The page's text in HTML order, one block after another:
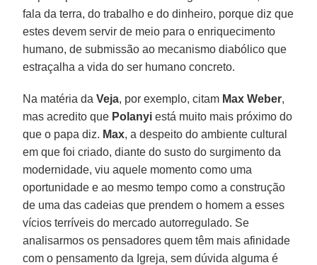
fala da terra, do trabalho e do dinheiro, porque diz que
estes devem servir de meio para o enriquecimento
humano, de submissão ao mecanismo diabólico que
estraçalha a vida do ser humano concreto.
Na matéria daVeja, por exemplo, citam Max Weber,
mas acredito que Polanyi está muito mais próximo do
que o papa diz. Max, a despeito do ambiente cultural
em que foi criado, diante do susto do surgimento da
modernidade, viu aquele momento como uma
oportunidade e ao mesmo tempo como a construção
de uma das cadeias que prendem o homem a esses
vícios terríveis do mercado autorregulado. Se
analisarmos os pensadores quem têm mais afinidade
com o pensamento da Igreja, sem dúvida alguma é